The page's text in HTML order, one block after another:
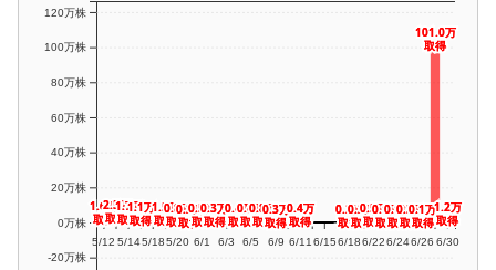
5/12 5/145/185/20 6/1 6/3 6/5 6/9 6/116/156/186/22 6/246/26 6/30
-20万株
0万株
20万株
40万株
60万株
80万株
100万株
120万株
1.6万
取得
1.6万
取得
2.5万
取得
2.5万
取得
1.7万
取得
1.7万
取得
1.1万
取得
1.1万
取得
1.5万
取得
1.5万
取得
0.8万
取得
0.8万
取得
0.2万
取得
0.2万
取得
0.5万
取得
0.5万
取得
0.3万
取得
0.3万
取得
0.4万
取得
0.4万
取得
0.4万
取得
0.4万
取得
0.8万
取得
0.8万
取得
0.3万
取得
0.3万
取得
0.4万
取得
0.4万
取得
0.2万
取得
0.2万
取得
0.2万
取得
0.2万
取得
0.5万
取得
0.5万
取得
0.1万
取得
0.1万
取得
0.1万
取得
0.1万
取得
0.3万
取得
0.3万
取得
0.1万
取得
0.1万
取得
101.0万
取得
101.0万
取得
1.2万
取得
1.2万
取得